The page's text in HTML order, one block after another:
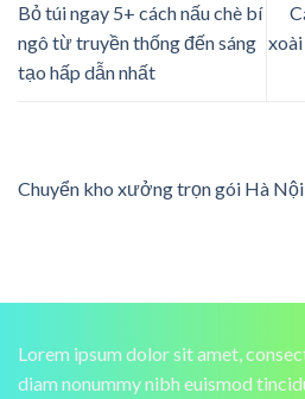
Bỏ túi ngay 5+ cách nấu chè bí
ngô từ truyền thống đến sáng
tạo hấp dẫn nhất
xoài
Chuyển kho xưởng trọn gói Hà Nội
Lorem ipsum dolor sit amet,
diam nonummy nibh euismod